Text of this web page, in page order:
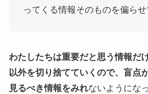
ってくる情報そのものを偏らせ
わたしたちは重要だと思う情報だ
以外を切り捨てていくので、盲点
見るべき情報をみれないようにな